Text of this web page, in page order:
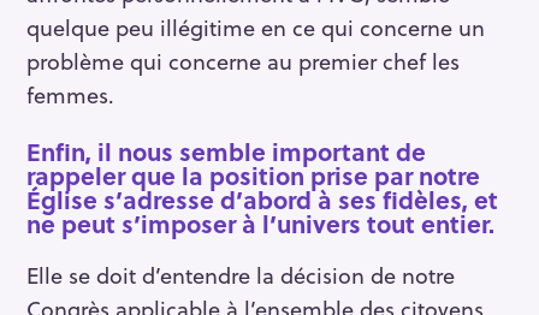
quelque peu illégitime en ce qui concerne un
problème qui concerne au premier chef les
femmes.
Enfin, il nous semble important de
rappeler que la position prise par notre
Église s’adresse d’abord à ses fidèles, et
ne peut s’imposer à l’univers tout entier.
Elle se doit d’entendre la décision de notre